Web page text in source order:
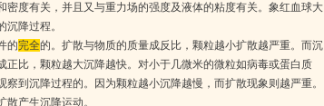
度有关，并且又与重力场的强度及液体的粘度有关。象红血球大
降过程。
的完全的。扩散与物质的质量成反比，颗粒越小扩散越严重。而沉
比，颗粒越大沉降越快。对小于几微米的微粒如病毒或蛋白质
到沉降过程的。因为颗粒越小沉降越慢，而扩散现象则越严重。
产生沉降运动。